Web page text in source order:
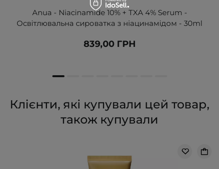
Anua - Niacinamide 10% + TXA 4% Serum -
Освітлювальна сироватка з ніацинамідом - 30ml
839,00 ГРН
Клієнти, які купували цей товар,
також купували